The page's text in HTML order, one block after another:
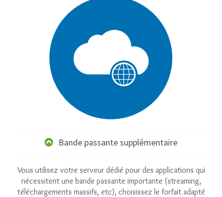
Bande passante supplémentaire
Vous utilisez votre serveur dédié pour des applications qui
nécessitent une bande passante importante (streaming,
téléchargements massifs, etc), choisissez le forfait adapté